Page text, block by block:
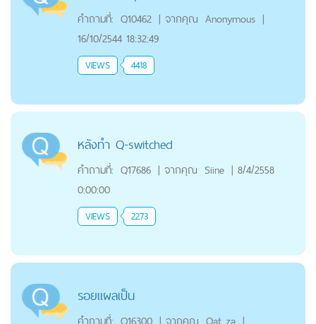
คำถามที่: Q10462 | จากคุณ Anonymous |
16/10/2544 18:32:49
VIEWS 4418
หลังทำ Q-switched
คำถามที่: Q17686 | จากคุณ Siine | 8/4/2558
0:00:00
VIEWS 2273
รอยแผลเป็น
คำถามที่: Q16300 | จากคุณ Oat za |